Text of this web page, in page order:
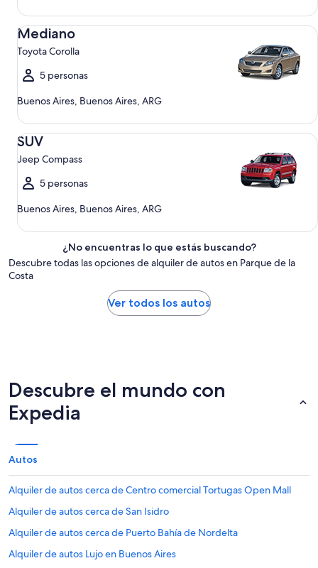
Mediano
Toyota Corolla
5 personas
Buenos Aires, Buenos Aires, ARG
Mediano Toyota Corolla
SUV
Jeep Compass
5 personas
Buenos Aires, Buenos Aires, ARG
SUV Jeep Compass
¿No encuentras lo que estás buscando?
Descubre todas las opciones de alquiler de autos en Parque de la
Costa
Ver todos los autos
Descubre el mundo con
Expedia
Autos
Alquiler de autos cerca de Centro comercial Tortugas Open Mall
Alquiler de autos cerca de San Isidro
Alquiler de autos cerca de Puerto Bahía de Nordelta
Alquiler de autos Lujo en Buenos Aires